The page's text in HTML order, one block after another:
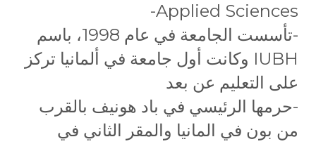
Applied Sciences-
-تأسست الجامعة في عام 1998، باسم
IUBH وكانت أول جامعة في ألمانيا تركز
على التعليم عن بعد
-حرمها الرئيسي في باد هونيف بالقرب
من بون في المانيا والمقر الثاني في